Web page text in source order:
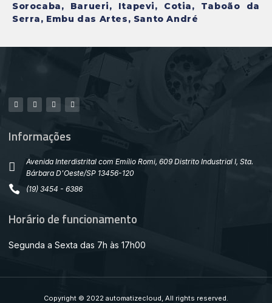
Sorocaba, Barueri, Itapevi, Cotia, Taboão da
Serra, Embu das Artes, Santo André
Informações
Avenida Interdistrital com Emílio Romi, 609 Distrito Industrial I, Sta.
Bárbara D'Oeste/SP 13456-120
(19) 3454 - 6386
Horário de funcionamento
Segunda a Sexta das 7h às 17h00
Copyright © 2022 automatizecloud, All rights reserved.